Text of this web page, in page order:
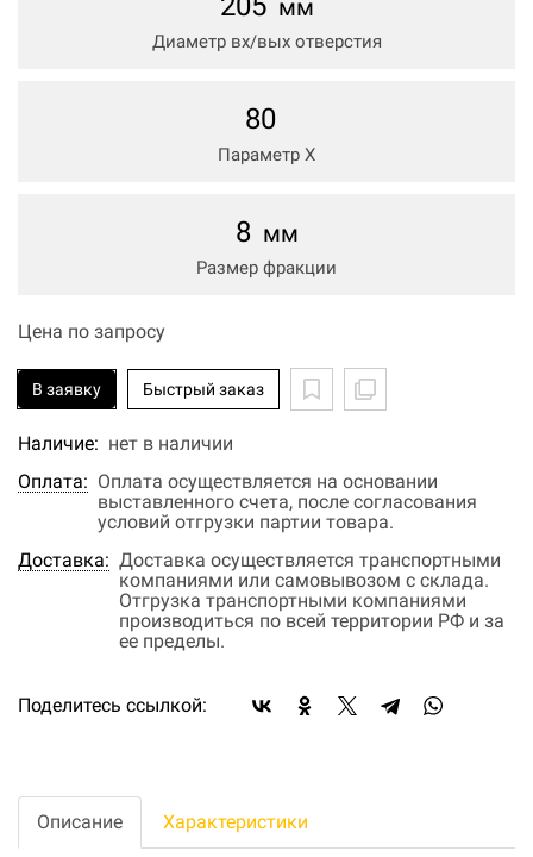
мм
Диаметр вх/вых отверстия
80
Параметр Х
8 мм
Размер фракции
Цена по запросу
В заявку Быстрый заказ
Наличие: нет в наличии
Оплата: Оплата осуществляется на основании
выставленного счета, после согласования
условий отгрузки партии товара.
Доставка: Доставка осуществляется транспортными
компаниями или самовывозом с склада.
Отгрузка транспортными компаниями
производиться по всей территории РФ и за
ее пределы.
Поделитесь ссылкой:
Описание Характеристики